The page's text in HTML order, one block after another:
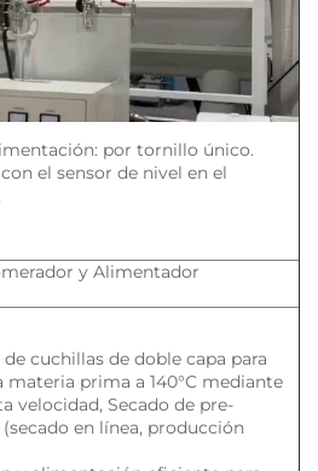
por tornillo único.
el sensor de nivel en el
y Alimentador
cuchillas de doble capa para
materia prima a 140°C mediante
velocidad, Secado de pre-
en línea, producción